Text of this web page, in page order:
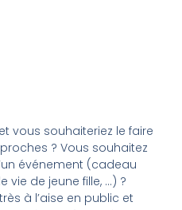
vous souhaiteriez le faire
? Vous souhaitez
événement (cadeau
vie de jeune fille, …) ?
à l’aise en public et